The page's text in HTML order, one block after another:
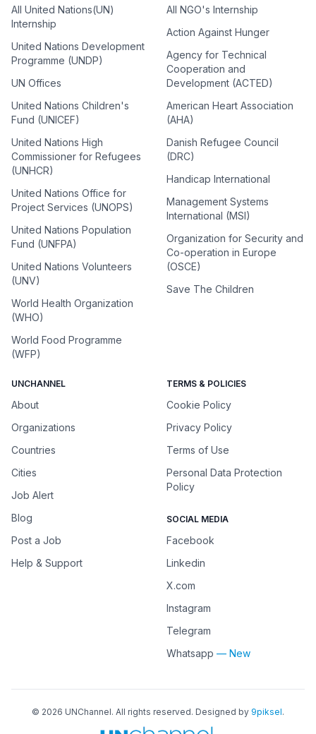
All United Nations(UN)
Internship
United Nations Development
Programme (UNDP)
UN Offices
United Nations Children's
Fund (UNICEF)
United Nations High
Commissioner for Refugees
(UNHCR)
United Nations Office for
Project Services (UNOPS)
United Nations Population
Fund (UNFPA)
United Nations Volunteers
(UNV)
World Health Organization
(WHO)
World Food Programme
(WFP)
All NGO's Internship
Action Against Hunger
Agency for Technical
Cooperation and
Development (ACTED)
American Heart Association
(AHA)
Danish Refugee Council
(DRC)
Handicap International
Management Systems
International (MSI)
Organization for Security and
Co-operation in Europe
(OSCE)
Save The Children
UNCHANNEL
About
Organizations
Countries
Cities
Job Alert
Blog
Post a Job
Help & Support
TERMS & POLICIES
Cookie Policy
Privacy Policy
Terms of Use
Personal Data Protection
Policy
SOCIAL MEDIA
Facebook
Linkedin
X.com
Instagram
Telegram
Whatsapp — New
© 2026 UNChannel. All rights reserved. Designed by 9piksel.